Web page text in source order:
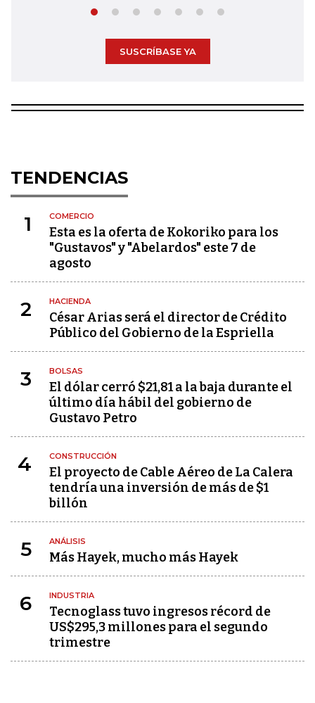
SUSCRÍBASE YA
TENDENCIAS
1 COMERCIO
Esta es la oferta de Kokoriko para los
"Gustavos" y "Abelardos" este 7 de
agosto
2 HACIENDA
César Arias será el director de Crédito
Público del Gobierno de la Espriella
3 BOLSAS
El dólar cerró $21,81 a la baja durante el
último día hábil del gobierno de
Gustavo Petro
4 CONSTRUCCIÓN
El proyecto de Cable Aéreo de La Calera
tendría una inversión de más de $1
billón
5 ANÁLISIS
Más Hayek, mucho más Hayek
6 INDUSTRIA
Tecnoglass tuvo ingresos récord de
US$295,3 millones para el segundo
trimestre